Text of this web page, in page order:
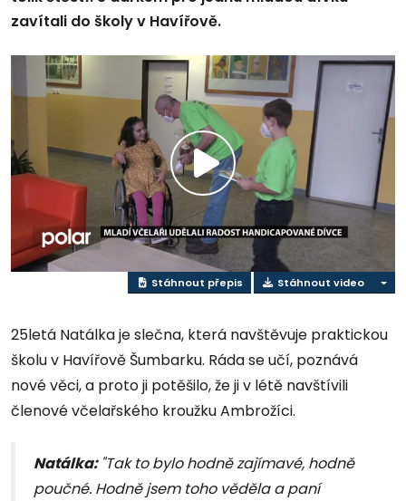
zavítali do školy v Havířově.
Přehrát
video
Stáhnout přepis Stáhnout video
25letá Natálka je slečna, která navštěvuje praktickou
školu v Havířově Šumbarku. Ráda se učí, poznává
nové věci, a proto ji potěšilo, že ji v létě navštívili
členové včelařského kroužku Ambrožíci.
Natálka: "Tak to bylo hodně zajímavé, hodně
poučné. Hodně jsem toho věděla a paní